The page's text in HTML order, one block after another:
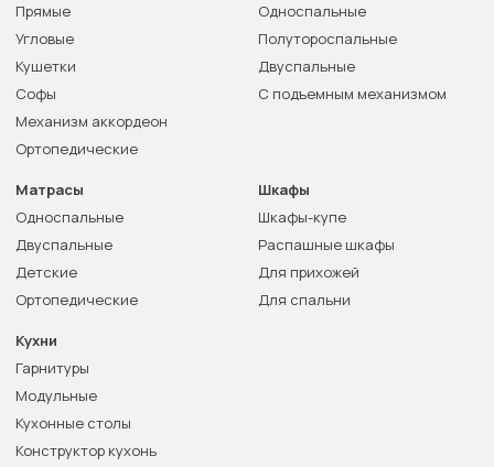
Прямые
Угловые
Кушетки
Софы
Механизм аккордеон
Ортопедические
Односпальные
Полутороспальные
Двуспальные
С подъемным механизмом
Матрасы
Односпальные
Двуспальные
Детские
Ортопедические
Шкафы
Шкафы-купе
Распашные шкафы
Для прихожей
Для спальни
Кухни
Гарнитуры
Модульные
Кухонные столы
Конструктор кухонь